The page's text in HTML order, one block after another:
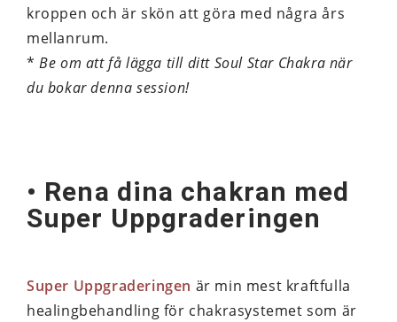
kroppen och är skön att göra med några års
mellanrum.
*Be om att få lägga till ditt Soul Star Chakra när
du bokar denna session!
• Rena dina chakran med
Super Uppgraderingen
Super Uppgraderingen är min mest kraftfulla
healingbehandling för chakrasystemet som är